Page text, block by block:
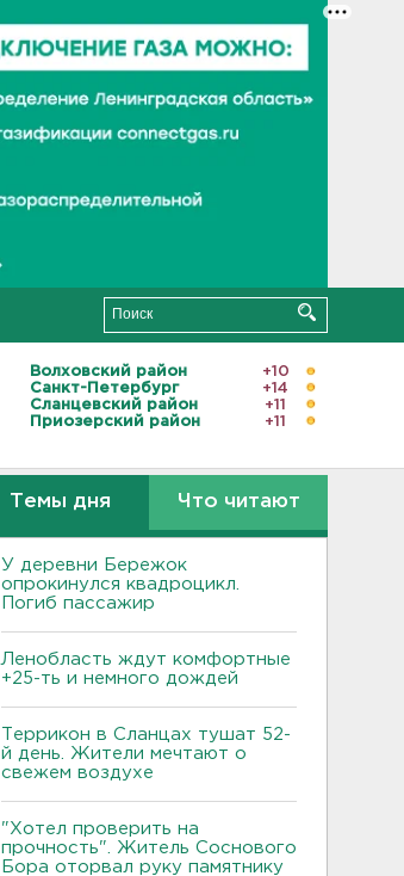
Волховский район
+10
Санкт-Петербург
+14
Сланцевский район
+11
Приозерский район
+11
Темы дня Что читают
У деревни Бережок
опрокинулся квадроцикл.
Погиб пассажир
Ленобласть ждут комфортные
+25-ть и немного дождей
Террикон в Сланцах тушат 52-
й день. Жители мечтают о
свежем воздухе
"Хотел проверить на
прочность". Житель Соснового
Бора оторвал руку памятнику